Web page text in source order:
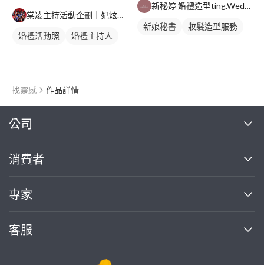
棠凌主持活動企劃｜妃炫樂團
婚禮活動照
婚禮主持人
新秘婷 婚禮造型ting.WeddingStylist
新娘秘書 妝髮造型服務
找靈感 作品詳情
公司
關於我們
部落格
加入我們
消費者
買服務
熱門服務
專家
案件中心
客服
繼續完成